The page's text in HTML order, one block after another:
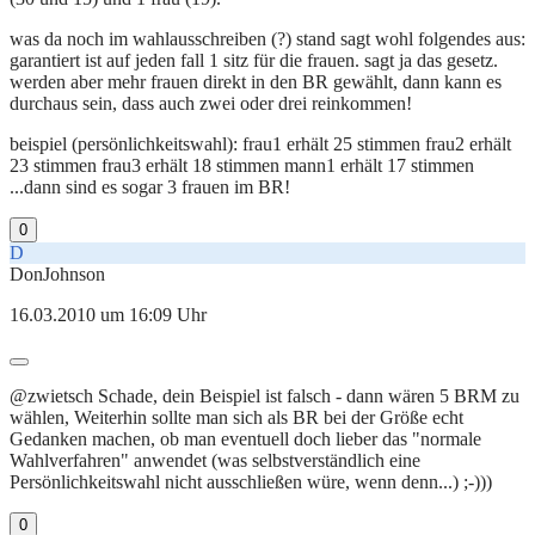
was da noch im wahlausschreiben (?) stand sagt wohl folgendes aus:
garantiert ist auf jeden fall 1 sitz für die frauen. sagt ja das gesetz.
werden aber mehr frauen direkt in den BR gewählt, dann kann es
durchaus sein, dass auch zwei oder drei reinkommen!
beispiel (persönlichkeitswahl): frau1 erhält 25 stimmen frau2 erhält
23 stimmen frau3 erhält 18 stimmen mann1 erhält 17 stimmen
...dann sind es sogar 3 frauen im BR!
0
D
DonJohnson
16.03.2010 um 16:09 Uhr
@zwietsch Schade, dein Beispiel ist falsch - dann wären 5 BRM zu
wählen, Weiterhin sollte man sich als BR bei der Größe echt
Gedanken machen, ob man eventuell doch lieber das "normale
Wahlverfahren" anwendet (was selbstverständlich eine
Persönlichkeitswahl nicht ausschließen würe, wenn denn...) ;-)))
0